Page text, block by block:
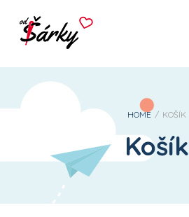
HOME / KOŠÍK
Košík